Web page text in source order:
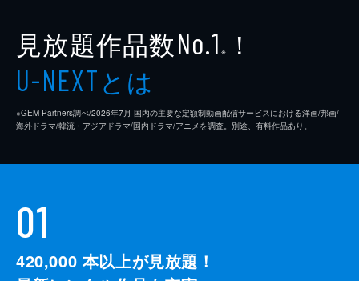
見放題作品数No.1 ※ ！
U-NEXTとは
※GEM Partners調べ/2026年7⽉ 国内の主要な定額制動画配信サービスにおける洋画/邦画/
海外ドラマ/韓流・アジアドラマ/国内ドラマ/アニメを調査。別途、有料作品あり。
01
420,000 本以上が見放題！